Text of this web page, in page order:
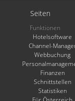
Seiten
Funktionen
Hotelsoftware
Channel-
Webbuchung
Finanzen
Schnittstellen
Statistiken